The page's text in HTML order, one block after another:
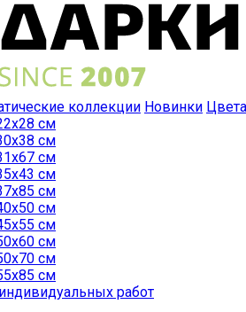
коллекции Новинки Цвета
см
см
см
см
см
см
см
см
см
см
работ